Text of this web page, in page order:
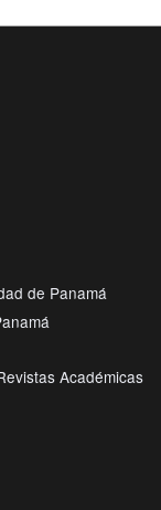
de Panamá
Académicas